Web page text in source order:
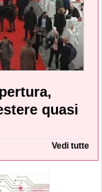
quasi
Vedi tutte